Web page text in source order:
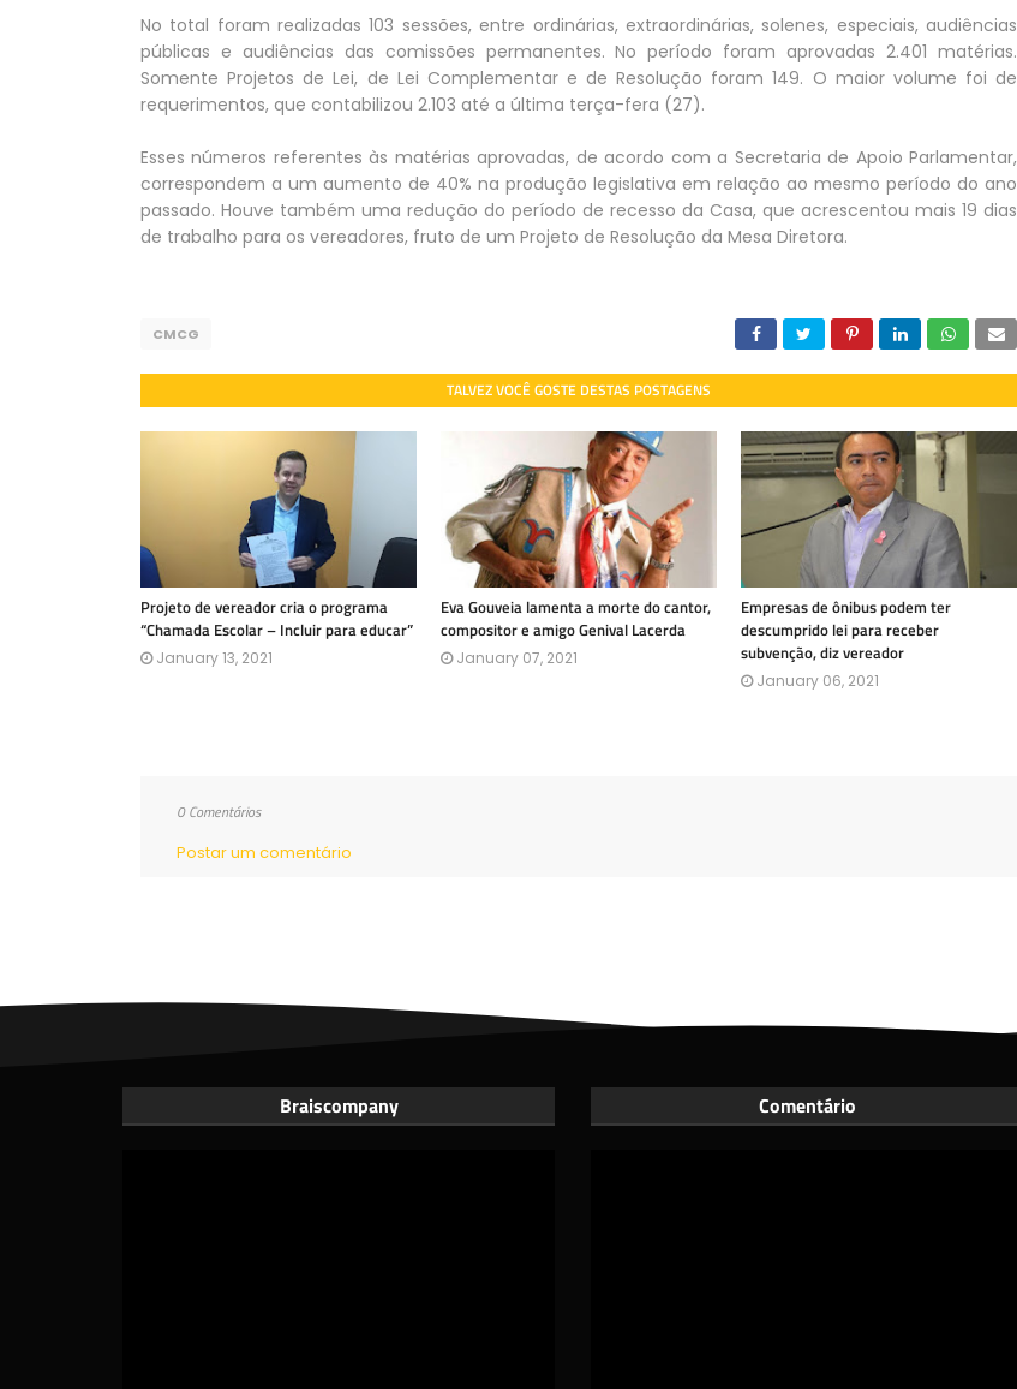
No total foram realizadas 103 sessões, entre ordinárias, extraordinárias, solenes, especiais, audiências
públicas e audiências das comissões permanentes. No período foram aprovadas 2.401 matérias.
Somente Projetos de Lei, de Lei Complementar e de Resolução foram 149. O maior volume foi de
requerimentos, que contabilizou 2.103 até a última terça-fera (27).
Esses números referentes às matérias aprovadas, de acordo com a Secretaria de Apoio Parlamentar,
correspondem a um aumento de 40% na produção legislativa em relação ao mesmo período do ano
passado. Houve também uma redução do período de recesso da Casa, que acrescentou mais 19 dias
de trabalho para os vereadores, fruto de um Projeto de Resolução da Mesa Diretora.
CMCG
TALVEZ VOCÊ GOSTE DESTAS POSTAGENS
Projeto de vereador cria o programa
“Chamada Escolar – Incluir para educar”
January 13, 2021
Eva Gouveia lamenta a morte do cantor,
compositor e amigo Genival Lacerda
January 07, 2021
Empresas de ônibus podem ter
descumprido lei para receber
subvenção, diz vereador
January 06, 2021
0 Comentários
Postar um comentário
Braiscompany Comentário